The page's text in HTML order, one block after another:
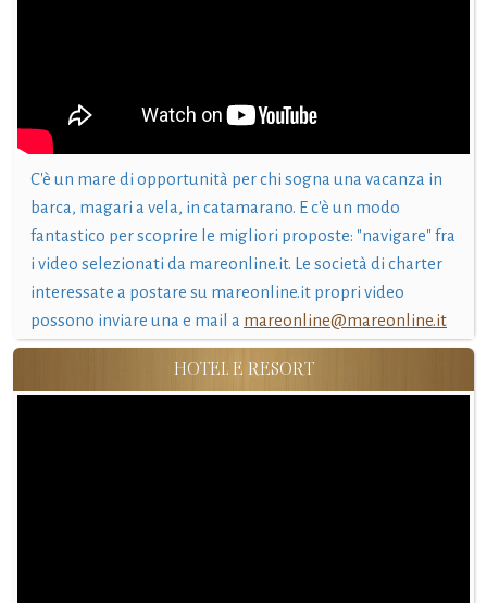
C'è un mare di opportunità per chi sogna una vacanza in
barca, magari a vela, in catamarano. E c'è un modo
fantastico per scoprire le migliori proposte: "navigare" fra
i video selezionati da mareonline.it. Le società di charter
interessate a postare su mareonline.it propri video
possono inviare una e mail a mareonline@mareonline.it
HOTEL E RESORT